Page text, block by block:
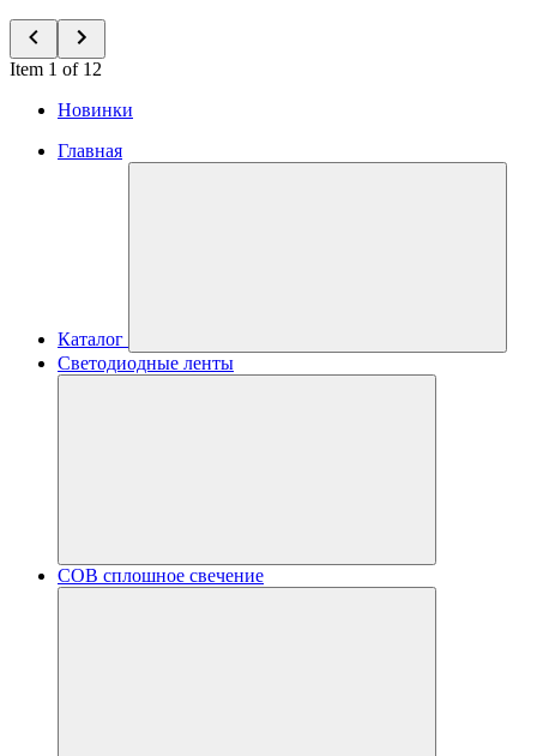
Item 1 of 12
Новинки
Главная
Каталог
Светодиодные ленты
COB сплошное свечение